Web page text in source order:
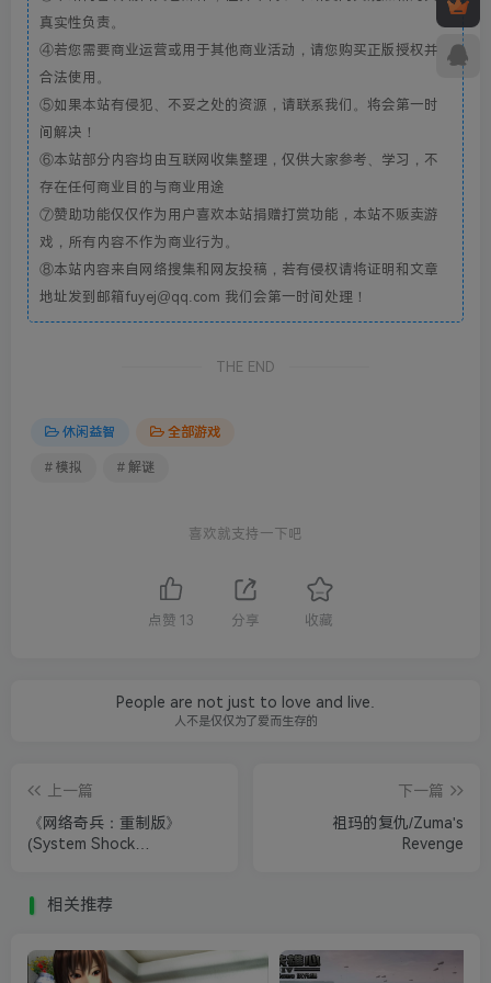
真实性负责。
④若您需要商业运营或用于其他商业活动，请您购买正版授权并
合法使用。
⑤如果本站有侵犯、不妥之处的资源，请联系我们。将会第一时
间解决！
⑥本站部分内容均由互联网收集整理，仅供大家参考、学习，不
存在任何商业目的与商业用途
⑦赞助功能仅仅作为用户喜欢本站捐赠打赏功能，本站不贩卖游
戏，所有内容不作为商业行为。
⑧本站内容来自网络搜集和网友投稿，若有侵权请将证明和文章
地址发到邮箱fuyej@qq.com 我们会第一时间处理！
THE END
休闲益智 全部游戏
# 模拟 # 解谜
喜欢就支持一下吧
点赞 13 分享 收藏
People are not just to love and live.
人不是仅仅为了爱而生存的
上一篇
《网络奇兵：重制版》
(System Shock
下一篇
祖玛的复仇/Zuma's
Revenge
相关推荐